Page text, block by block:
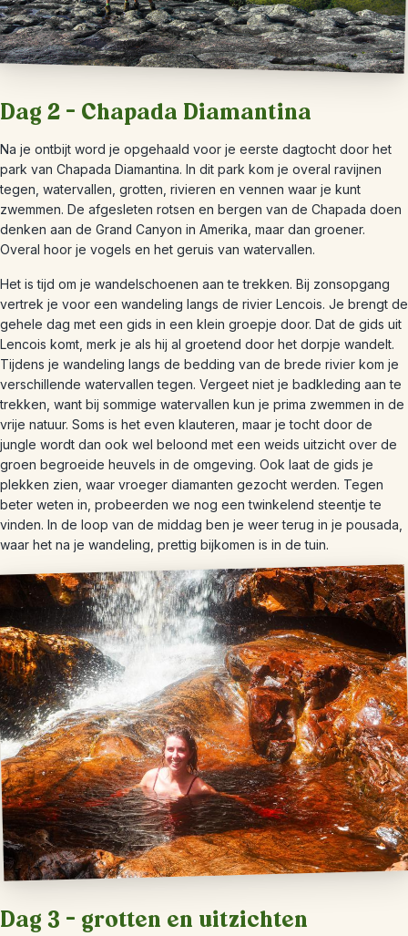
Dag 2 – Chapada Diamantina
Na je ontbijt word je opgehaald voor je eerste dagtocht door het
park van Chapada Diamantina. In dit park kom je overal ravijnen
tegen, watervallen, grotten, rivieren en vennen waar je kunt
zwemmen. De afgesleten rotsen en bergen van de Chapada doen
denken aan de Grand Canyon in Amerika, maar dan groener.
Overal hoor je vogels en het geruis van watervallen.
Het is tijd om je wandelschoenen aan te trekken. Bij zonsopgang
vertrek je voor een wandeling langs de rivier Lencois. Je brengt de
gehele dag met een gids in een klein groepje door. Dat de gids uit
Lencois komt, merk je als hij al groetend door het dorpje wandelt.
Tijdens je wandeling langs de bedding van de brede rivier kom je
verschillende watervallen tegen. Vergeet niet je badkleding aan te
trekken, want bij sommige watervallen kun je prima zwemmen in de
vrije natuur. Soms is het even klauteren, maar je tocht door de
jungle wordt dan ook wel beloond met een weids uitzicht over de
groen begroeide heuvels in de omgeving. Ook laat de gids je
plekken zien, waar vroeger diamanten gezocht werden. Tegen
beter weten in, probeerden we nog een twinkelend steentje te
vinden. In de loop van de middag ben je weer terug in je pousada,
waar het na je wandeling, prettig bijkomen is in de tuin.
Dag 3 – grotten en uitzichten